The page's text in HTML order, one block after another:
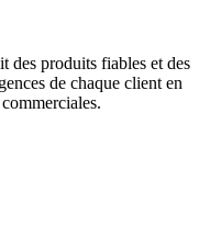
produits fiables et des
de chaque client en